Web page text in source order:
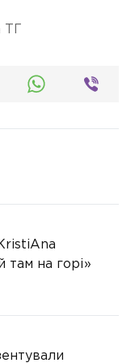
ТГ
там на горі»